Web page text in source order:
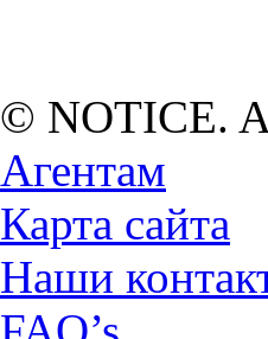
© NOTICE.
Агентам
Карта сайта
Наши